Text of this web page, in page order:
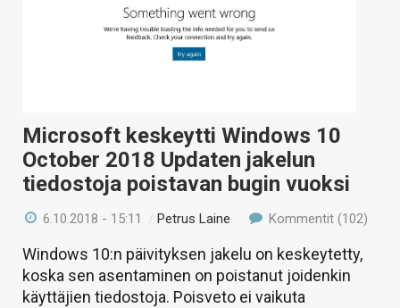
HAKU
Microsoft keskeytti Windows 10
October 2018 Updaten jakelun
tiedostoja poistavan bugin vuoksi
6.10.2018 - 15:11 /Petrus Laine Kommentit (102)
Windows 10:n päivityksen jakelu on keskeytetty,
koska sen asentaminen on poistanut joidenkin
käyttäjien tiedostoja. Poisveto ei vaikuta